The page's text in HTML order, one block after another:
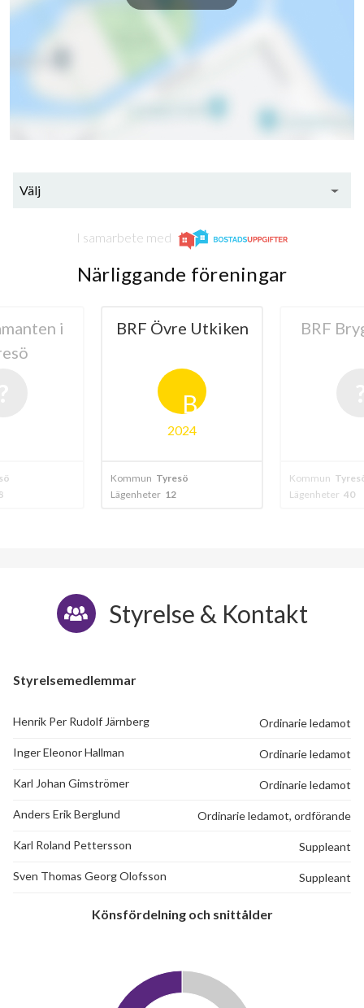
Välj
I samarbete med
Närliggande föreningar
i
BRF Övre Utkiken
B
2024
Kommun Tyresö
Lägenheter 12
BRF
Kommun
Lägenheter 40
Styrelse & Kontakt
Styrelsemedlemmar
Henrik Per Rudolf Järnberg Ordinarie ledamot
Inger Eleonor Hallman Ordinarie ledamot
Karl Johan Gimströmer Ordinarie ledamot
Anders Erik Berglund Ordinarie ledamot, ordförande
Karl Roland Pettersson Suppleant
Sven Thomas Georg Olofsson Suppleant
Könsfördelning och snittålder